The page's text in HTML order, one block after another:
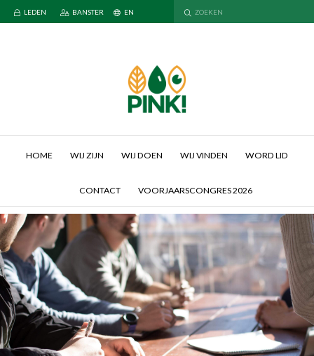
LEDEN BANSTER EN
HOME WIJ ZIJN WIJ DOEN WIJ VINDEN WORD LID
CONTACT VOORJAARSCONGRES 2026